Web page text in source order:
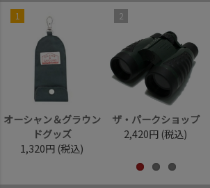
1
オーシャン＆グラウン
ドグッズ
1,320円 (税込)
2
ザ・パークショップ
2,420円 (税込)